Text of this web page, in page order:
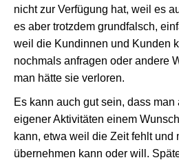
nicht zur Verfügung hat, weil es
es aber trotzdem grundfalsch,
weil die Kundinnen und Kunden
nochmals anfragen oder andere
man hätte sie verloren.
Es kann auch gut sein, dass man
eigener Aktivitäten einem
kann, etwa weil die Zeit fehlt und
übernehmen kann oder will.